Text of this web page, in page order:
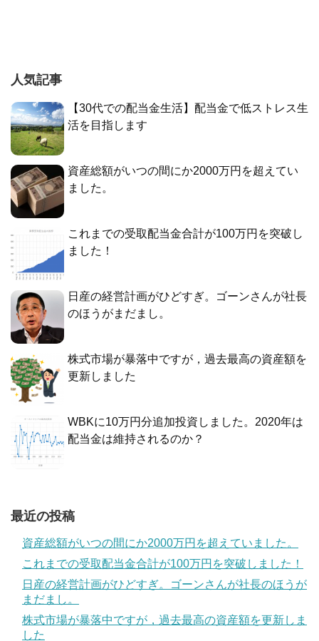
人気記事
【30代での配当金生活】配当金で低ストレス生
活を目指します
資産総額がいつの間にか2000万円を超えてい
ました。
これまでの受取配当金合計が100万円を突破し
ました！
日産の経営計画がひどすぎ。ゴーンさんが社長
のほうがまだまし。
株式市場が暴落中ですが，過去最高の資産額を
更新しました
WBKに10万円分追加投資しました。2020年は
配当金は維持されるのか？
最近の投稿
資産総額がいつの間にか2000万円を超えていました。
これまでの受取配当金合計が100万円を突破しました！
日産の経営計画がひどすぎ。ゴーンさんが社長のほうが
まだまし。
株式市場が暴落中ですが，過去最高の資産額を更新しま
した